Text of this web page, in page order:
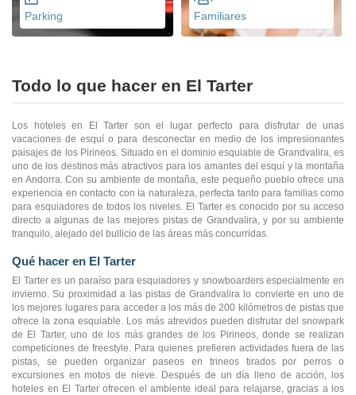
Parking Familiares
Todo lo que hacer en El Tarter
Los hoteles en El Tarter son el lugar perfecto para disfrutar de unas
vacaciones de esquí o para desconectar en medio de los impresionantes
paisajes de los Pirineos. Situado en el dominio esquiable de Grandvalira, es
uno de los destinos más atractivos para los amantes del esquí y la montaña
en Andorra. Con su ambiente de montaña, este pequeño pueblo ofrece una
experiencia en contacto con la naturaleza, perfecta tanto para familias como
para esquiadores de todos los niveles. El Tarter es conocido por su acceso
directo a algunas de las mejores pistas de Grandvalira, y por su ambiente
tranquilo, alejado del bullicio de las áreas más concurridas.
Qué hacer en El Tarter
El Tarter es un paraíso para esquiadores y snowboarders especialmente en
invierno. Su proximidad a las pistas de Grandvalira lo convierte en uno de
los mejores lugares para acceder a los más de 200 kilómetros de pistas que
ofrece la zona esquiable. Los más atrevidos pueden disfrutar del snowpark
de El Tarter, uno de los más grandes de los Pirineos, donde se realizan
competiciones de freestyle. Para quienes prefieren actividades fuera de las
pistas, se pueden organizar paseos en trineos tirados por perros o
excursiones en motos de nieve. Después de un día lleno de acción, los
hoteles en El Tarter ofrecen el ambiente ideal para relajarse, gracias a los